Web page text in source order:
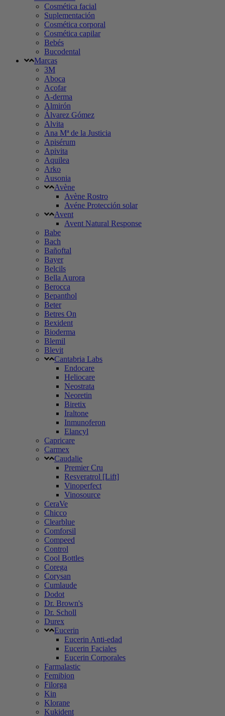
Cosmética facial
Suplementación
Cosmética corporal
Cosmética capilar
Bebés
Bucodental
Marcas
3M
Aboca
Acofar
A-derma
Almirón
Álvarez Gómez
Alvita
Ana Mª de la Justicia
Apisérum
Apivita
Aquilea
Arko
Ausonia
Avène
Avène Rostro
Avéne Protección solar
Avent
Avent Natural Response
Babe
Bach
Bañoftal
Bayer
Belcils
Bella Aurora
Berocca
Bepanthol
Beter
Betres On
Bexident
Bioderma
Blemil
Blevit
Cantabria Labs
Endocare
Heliocare
Neostrata
Neoretin
Biretix
Iraltone
Inmunoferon
Elancyl
Capricare
Carmex
Caudalie
Premier Cru
Resveratrol [Lift]
Vinoperfect
Vinosource
CeraVe
Chicco
Clearblue
Comforsil
Compeed
Control
Cool Bottles
Corega
Corysan
Cumlaude
Dodot
Dr. Brown's
Dr. Scholl
Durex
Eucerin
Eucerin Anti-edad
Eucerin Faciales
Eucerin Corporales
Farmalastic
Femibion
Filorga
Kin
Klorane
Kukident